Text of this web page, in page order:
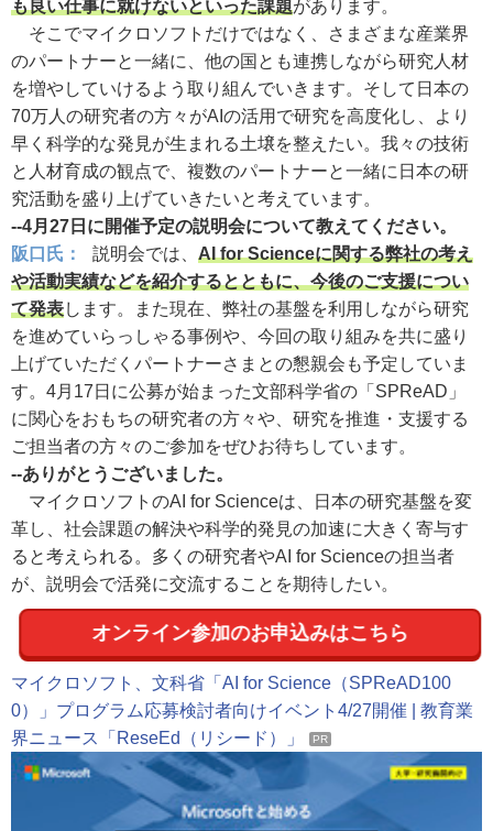
も良い仕事に就けないといった課題があります。
そこでマイクロソフトだけではなく、さまざまな産業界
のパートナーと一緒に、他の国とも連携しながら研究人材
を増やしていけるよう取り組んでいきます。そして日本の
70万人の研究者の方々がAIの活用で研究を高度化し、より
早く科学的な発見が生まれる土壌を整えたい。我々の技術
と人材育成の観点で、複数のパートナーと一緒に日本の研
究活動を盛り上げていきたいと考えています。
--4月27日に開催予定の説明会について教えてください。
阪口氏：
説明会では、 AI for Scienceに関する弊社の考え
や活動実績などを紹介するとともに、今後のご支援につい
て発表します。また現在、弊社の基盤を利用しながら研究
を進めていらっしゃる事例や、今回の取り組みを共に盛り
上げていただくパートナーさまとの懇親会も予定していま
す。4月17日に公募が始まった文部科学省の「SPReAD」
に関心をおもちの研究者の方々や、研究を推進・支援する
ご担当者の方々のご参加をぜひお待ちしています。
--ありがとうございました。
マイクロソフトのAI for Scienceは、日本の研究基盤を変
革し、社会課題の解決や科学的発見の加速に大きく寄与す
ると考えられる。多くの研究者やAI for Scienceの担当者
が、説明会で活発に交流することを期待したい。
オンライン参加のお申込みはこちら
マイクロソフト、文科省「AI for Science（SPReAD100
0）」プログラム応募検討者向けイベント4/27開催 | 教育業
界ニュース「ReseEd（リシード）」
PR